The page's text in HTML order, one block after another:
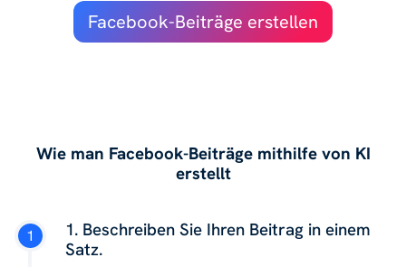
Facebook-Beiträge erstellen
Wie man Facebook-Beiträge mithilfe von KI
erstellt
1. Beschreiben Sie Ihren Beitrag in einem
Satz.